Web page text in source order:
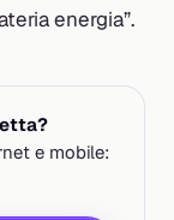
energia”.
e mobile: